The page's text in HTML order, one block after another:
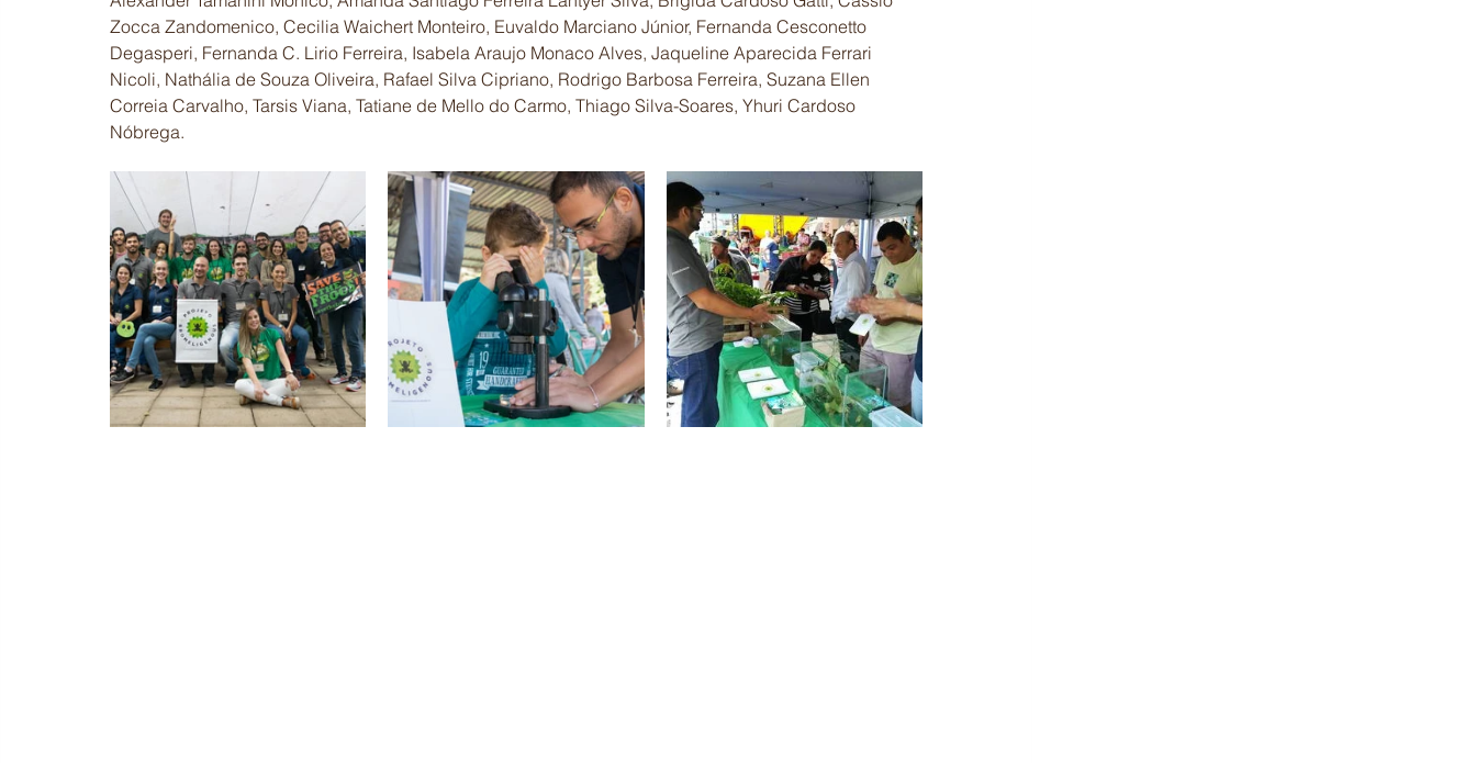
Zocca Zandomenico, Cecilia Waichert Monteiro, Euvaldo Marciano Júnior, Fernanda Cesconetto
Degasperi, Fernanda C. Lirio Ferreira, Isabela Araujo Monaco Alves, Jaqueline Aparecida Ferrari
Nicoli, Nathália de Souza Oliveira, Rafael Silva Cipriano, Rodrigo Barbosa Ferreira, Suzana Ellen
Correia Carvalho, Tarsis Viana, Tatiane de Mello do Carmo, Thiago Silva-Soares, Yhuri Cardoso
Nóbrega.